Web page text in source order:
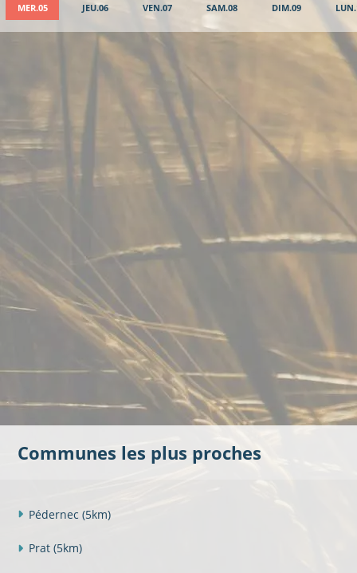
MER.05 JEU.06 VEN.07 SAM.08 DIM.09
Communes les plus proches
Pédernec (5km)
Prat (5km)